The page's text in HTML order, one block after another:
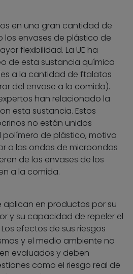
en una gran cantidad de
los envases de plástico de
flexibilidad. La UE ha
de esta sustancia química
a la cantidad de ftalatos
del envase a la comida).
han relacionado la
esta sustancia. Estos
no están unidos
de plástico, motivo
o las ondas de microondas
de los envases de los
a la comida.
aplican en productos por su
y su capacidad de repeler el
efectos de sus riesgos
y el medio ambiente no
evaluados y deben
como el riesgo real de